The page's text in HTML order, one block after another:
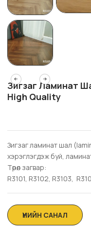
Зигзаг Ламинат
High Quality
Зигзаг ламинат шал
хэрэглэгдэж буй,
Төрөл загвар:
R3101, R3102, R3103,